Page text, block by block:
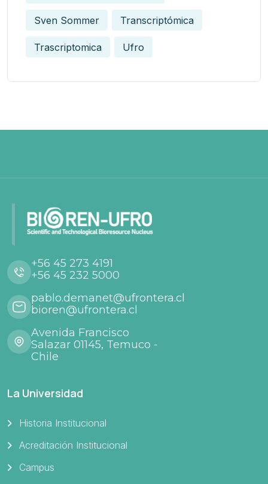
Sven Sommer Transcriptómica
Trascriptomica Ufro
+56 45 273 4191
+56 45 232 5000
pablo.demanet@ufrontera.cl
bioren@ufrontera.cl
Avenida Francisco
Salazar 01145, Temuco -
Chile
La Universidad
Historia Institucional
Acreditación Institucional
Campus